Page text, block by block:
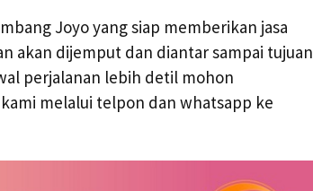
Joyo yang siap memberikan jasa
akan dijemput dan diantar sampai tujuan
perjalanan lebih detil mohon
melalui telpon dan whatsapp ke